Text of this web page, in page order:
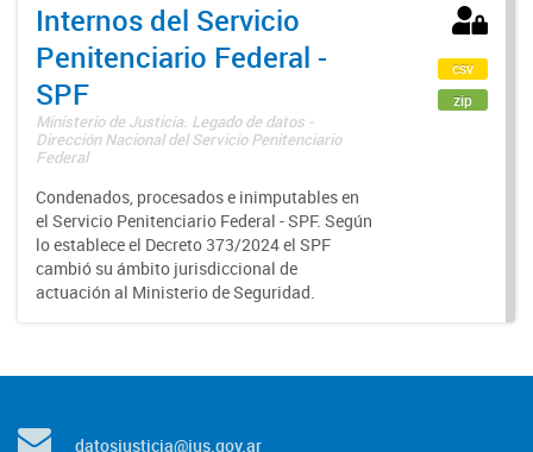
Internos del Servicio
Penitenciario Federal -
SPF
Ministerio de Justicia. Legado de datos -
Dirección Nacional del Servicio Penitenciario
Federal
Condenados, procesados e inimputables en
el Servicio Penitenciario Federal - SPF. Según
lo establece el Decreto 373/2024 el SPF
cambió su ámbito jurisdiccional de
actuación al Ministerio de Seguridad.
csv
zip
datosjusticia@jus.gov.ar